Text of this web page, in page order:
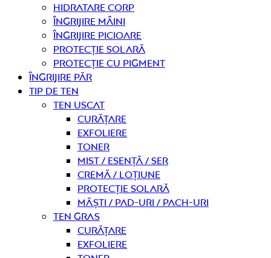
Hidratare corp
Îngrijire mâini
Îngrijire picioare
Protecție solară
Protecție cu pigment
Îngrijire PĂR
TIP DE TEN
Ten uscat
curățare
Exfoliere
Toner
Mist / Esență / Ser
Cremă / Loțiune
Protecție solară
Măști / Pad-uri / Pach-uri
Ten gras
curățare
Exfoliere